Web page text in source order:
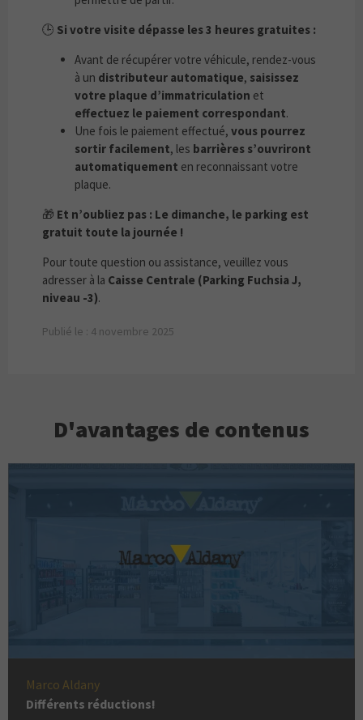
🕒 Si votre visite dépasse les 3 heures gratuites :
Avant de récupérer votre véhicule, rendez-vous
à un distributeur automatique, saisissez
votre plaque d’immatriculation et
effectuez le paiement correspondant.
Une fois le paiement effectué, vous pourrez
sortir facilement, les barrières s’ouvriront
automatiquement en reconnaissant votre
plaque.
🎁 Et n’oubliez pas : Le dimanche, le parking est
gratuit toute la journée !
Pour toute question ou assistance, veuillez vous
adresser à la Caisse Centrale (Parking Fuchsia J,
niveau -3).
Publié le : 4 novembre 2025
D'avantages de contenus
Marco Aldany
Différents réductions!